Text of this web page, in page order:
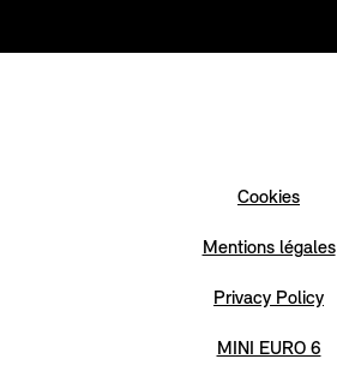
Cookies
Mentions légales
Privacy Policy
MINI EURO 6